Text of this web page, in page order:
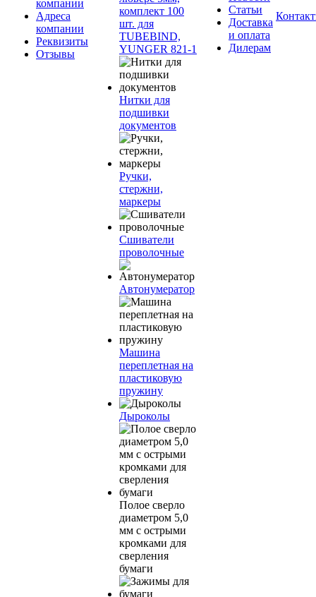
компании
Адреса
компании
Реквизиты
Отзывы
комплект 100
шт. для
TUBEBIND,
YUNGER 821-1
Нитки для
подшивки
документов
Ручки,
стержни,
маркеры
Сшиватели
проволочные
Автонумератор
Машина
переплетная на
пластиковую
пружину
Дыроколы
Полое сверло
диаметром 5,0
мм с острыми
кромками для
сверления
бумаги
Статьи
Доставка
и оплата
Дилерам